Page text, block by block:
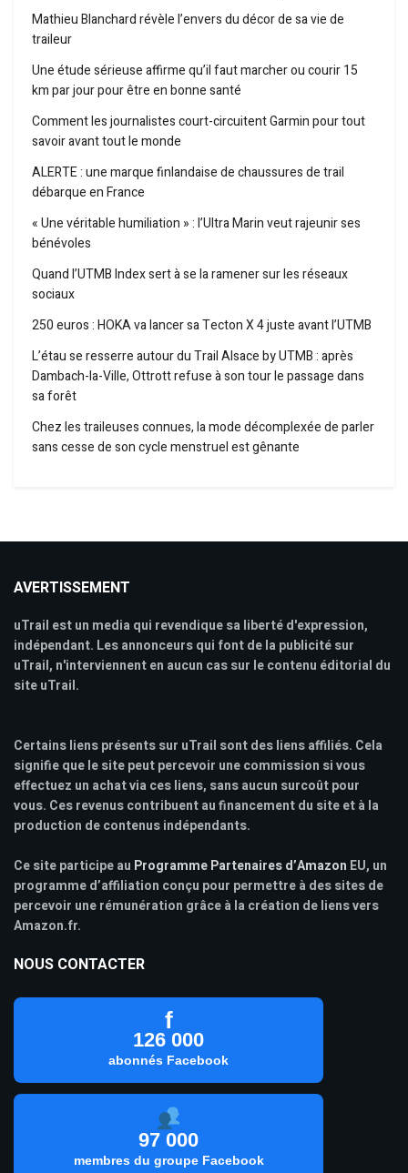
Mathieu Blanchard révèle l’envers du décor de sa vie de
traileur
Une étude sérieuse affirme qu’il faut marcher ou courir 15
km par jour pour être en bonne santé
Comment les journalistes court-circuitent Garmin pour tout
savoir avant tout le monde
ALERTE : une marque finlandaise de chaussures de trail
débarque en France
« Une véritable humiliation » : l’Ultra Marin veut rajeunir ses
bénévoles
Quand l’UTMB Index sert à se la ramener sur les réseaux
sociaux
250 euros : HOKA va lancer sa Tecton X 4 juste avant l’UTMB
L’étau se resserre autour du Trail Alsace by UTMB : après
Dambach-la-Ville, Ottrott refuse à son tour le passage dans
sa forêt
Chez les traileuses connues, la mode décomplexée de parler
sans cesse de son cycle menstruel est gênante
AVERTISSEMENT
uTrail est un media qui revendique sa liberté d'expression,
indépendant. Les annonceurs qui font de la publicité sur
uTrail, n'interviennent en aucun cas sur le contenu éditorial du
site uTrail.
Certains liens présents sur uTrail sont des liens affiliés. Cela
signifie que le site peut percevoir une commission si vous
effectuez un achat via ces liens, sans aucun surcoût pour
vous. Ces revenus contribuent au financement du site et à la
production de contenus indépendants.
Ce site participe au Programme Partenaires d’Amazon EU, un
programme d’affiliation conçu pour permettre à des sites de
percevoir une rémunération grâce à la création de liens vers
Amazon.fr.
NOUS CONTACTER
f
126 000
abonnés Facebook
97 000
membres du groupe Facebook